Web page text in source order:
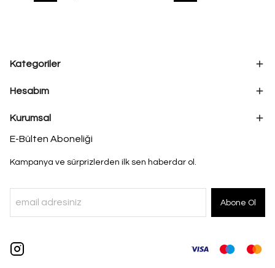
Kategoriler
Hesabım
Kurumsal
E-Bülten Aboneliği
Kampanya ve sürprizlerden ilk sen haberdar ol.
Abone Ol